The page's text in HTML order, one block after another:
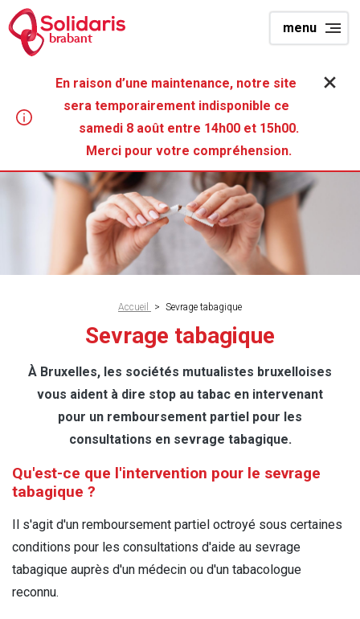
Aller
au
contenu
menu
brabant
En raison d’une maintenance, notre site
sera temporairement indisponible ce
samedi 8 août entre 14h00 et 15h00.
Merci pour votre compréhension.
d'Ariane
Accueil > Sevrage tabagique
Sevrage tabagique
À Bruxelles, les sociétés mutualistes bruxelloises
vous aident à dire stop au tabac en intervenant
pour un remboursement partiel pour les
consultations en sevrage tabagique.
Qu'est-ce que l'intervention pour le sevrage
tabagique ?
Il s'agit d'un remboursement partiel octroyé sous certaines
conditions pour les consultations d'aide au sevrage
tabagique auprès d'un médecin ou d'un tabacologue
reconnu.